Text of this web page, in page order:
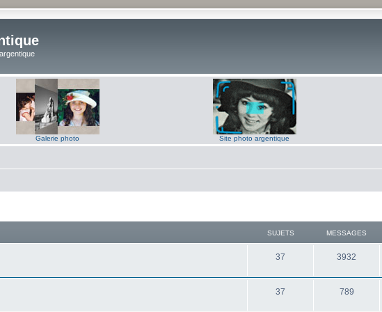
Galerie photo Site photo argentique
SUJETS MESSAGES
37 3932
37 789M